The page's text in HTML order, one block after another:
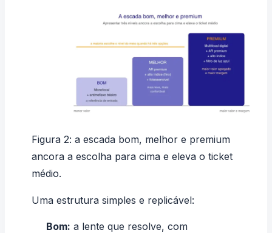
Figura 2: a escada bom, melhor e premium
ancora a escolha para cima e eleva o ticket
médio.
Uma estrutura simples e replicável:
Bom: a lente que resolve, com